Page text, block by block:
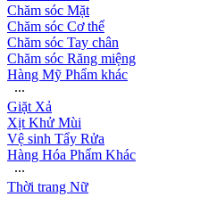
Chăm sóc Mặt
Chăm sóc Cơ thể
Chăm sóc Tay chân
Chăm sóc Răng miệng
Hàng Mỹ Phẩm khác
∙∙∙
Giặt Xả
Xịt Khử Mùi
Vệ sinh Tẩy Rửa
Hàng Hóa Phẩm Khác
∙∙∙
Thời trang Nữ